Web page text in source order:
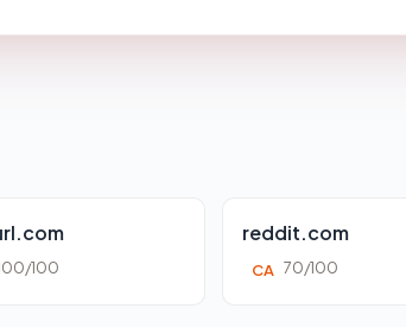
100
reddit.com
CA 70/100